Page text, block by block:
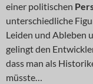
einer politischen
unterschiedliche
Leiden und Ableben
gelingt den
dass man als
müsste…